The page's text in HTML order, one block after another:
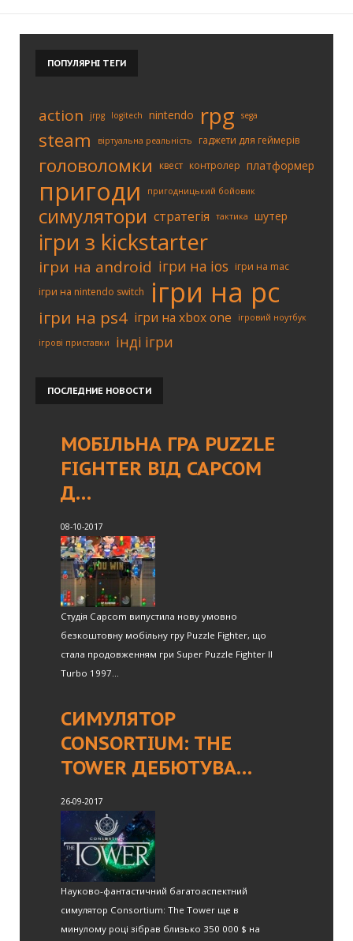
ПОПУЛЯРНІ ТЕГИ
action jrpg logitech nintendo rpg sega
steam віртуальна реальність гаджети для геймерів
головоломки квест контролер платформер
пригоди пригодницький бойовик
симулятори стратегія тактика шутер
ігри з kickstarter
ігри на android ігри на ios ігри на mac
ігри на nintendo switch
ігри на pc
ігри на ps4 ігри на xbox one ігровий ноутбук
ігрові приставки інді ігри
ПОСЛЕДНИЕ НОВОСТИ
МОБІЛЬНА ГРА PUZZLE
FIGHTER ВІД CAPCOM
Д…
08-10-2017
Студія Capcom випустила нову умовно
безкоштовну мобільну гру Puzzle Fighter, що
стала продовженням гри Super Puzzle Fighter II
Turbo 1997...
СИМУЛЯТОР
CONSORTIUM: THE
TOWER ДЕБЮТУВА…
26-09-2017
Науково-фантастичний багатоаспектний
симулятор Consortium: The Tower ще в
минулому році зібрав близько 350 000 $ на